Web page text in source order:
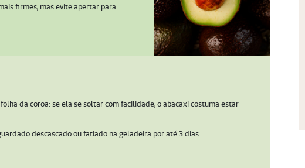
firmes, mas evite apertar para
da coroa: se ela se soltar com facilidade, o abacaxi costuma estar
descascado ou fatiado na geladeira por até 3 dias.